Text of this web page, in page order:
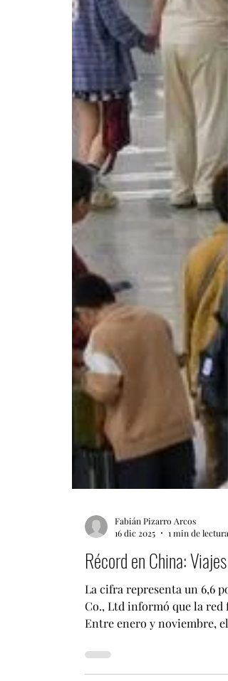
Fabián Pizarro Arcos
16 dic 2025
1 min de lectura
Récord en China:
La cifra representa un 6,6
Entre enero y noviembre,
más que en el mismo